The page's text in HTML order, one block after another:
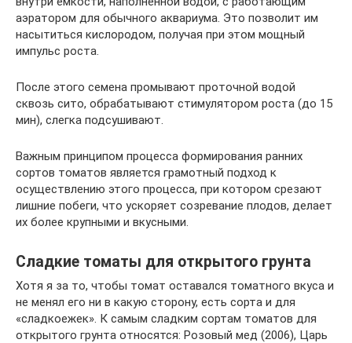
аэратором для обычного аквариума. Это позволит им
насытиться кислородом, получая при этом мощный
импульс роста.
После этого семена промывают проточной водой
сквозь сито, обрабатывают стимулятором роста (до 15
мин), слегка подсушивают.
Важным принципом процесса формирования ранних
сортов томатов является грамотный подход к
осуществлению этого процесса, при котором срезают
лишние побеги, что ускоряет созревание плодов, делает
их более крупными и вкусными.
Сладкие томаты для открытого грунта
Хотя я за то, чтобы томат оставался томатного вкуса и
не менял его ни в какую сторону, есть сорта и для
«сладкоежек». К самым сладким сортам томатов для
открытого грунта относятся: Розовый мед (2006), Царь